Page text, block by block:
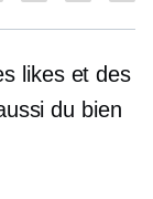
likes et des
du bien